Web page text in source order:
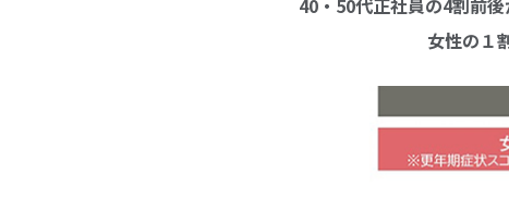
40・50代正社員の4割前
女性の１